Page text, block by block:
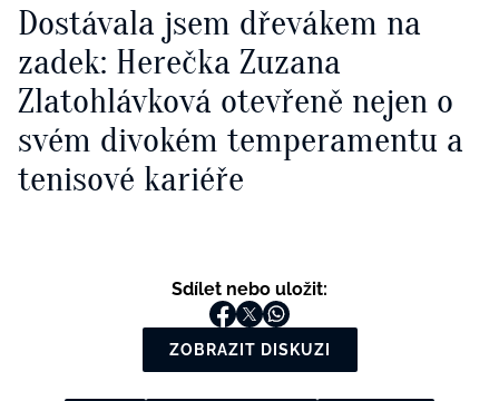
Dostávala jsem dřevákem na
zadek: Herečka Zuzana
Zlatohlávková otevřeně nejen o
svém divokém temperamentu a
tenisové kariéře
Sdílet nebo uložit:
ZOBRAZIT DISKUZI